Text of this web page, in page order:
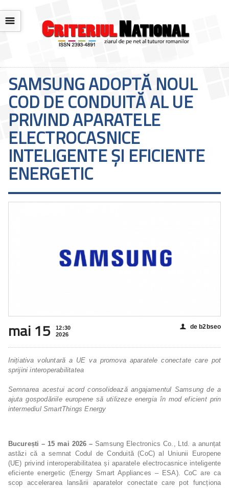
☰
SAMSUNG ADOPTĂ NOUL
COD DE CONDUITĂ AL UE
PRIVIND APARATELE
ELECTROCASNICE
INTELIGENTE ȘI EFICIENTE
ENERGETIC
mai 15
12:30
2026
👤 de b2bseo
Inițiativa voluntară a UE va promova aparatele conectate care pot
sprijini interoperabilitatea
Semnarea acestui acord consolidează angajamentul Samsung de a
ajuta gospodăriile europene să utilizeze energia în mod eficient prin
intermediul SmartThings Energy
București – 15 mai 2026 – Samsung Electronics Co., Ltd. a anunțat
astăzi că a semnat Codul de Conduită (CoC) al Uniunii Europene
(UE) privind interoperabilitatea și aparatele electrocasnice inteligente
eficiente energetic (Energy Smart Appliances – ESA). CoC are ca
scop accelerarea lansării aparatelor conectate care pot funcționa